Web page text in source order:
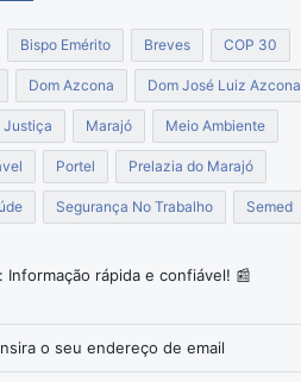
Bispo Emérito Breves COP 30
Dom Azcona Dom José Luiz Azcona
Justiça Marajó Meio Ambiente
Portel Prelazia do Marajó
Segurança No Trabalho Semed
Informação rápida e confiável! 📰